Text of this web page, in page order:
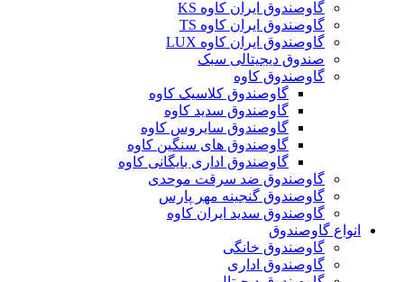
گاوصندوق ایران کاوه KS
گاوصندوق ایران کاوه TS
گاوصندوق ایران کاوه LUX
صندوق دیجیتالی سبک
گاوصندوق کاوه
گاوصندوق کلاسیک کاوه
گاوصندوق سدید کاوه
گاوصندوق سایروس کاوه
گاوصندوق های سنگین کاوه
گاوصندوق اداری بایگانی کاوه
گاوصندوق ضد سرقت موحدی
گاوصندوق گنجینه مهر پارس
گاوصندوق سدید ایران کاوه
انواع گاوصندوق
گاوصندوق خانگی
گاوصندوق اداری